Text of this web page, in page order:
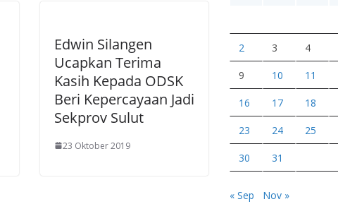
Edwin Silangen
Ucapkan Terima
Kasih Kepada ODSK
Beri Kepercayaan Jadi
Sekprov Sulut
23 Oktober 2019
2 3 4
9 10 11
16 17 18
23 24 25
30 31
« Sep Nov »